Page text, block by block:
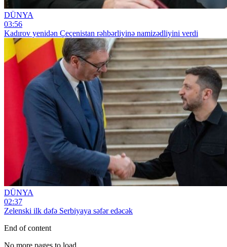
DÜNYA
03:56
Kadırov yenidən Çeçenistan rəhbərliyinə namizədliyini verdi
DÜNYA
02:37
Zelenski ilk dəfə Serbiyaya səfər edəcək
End of content
No more pages to load